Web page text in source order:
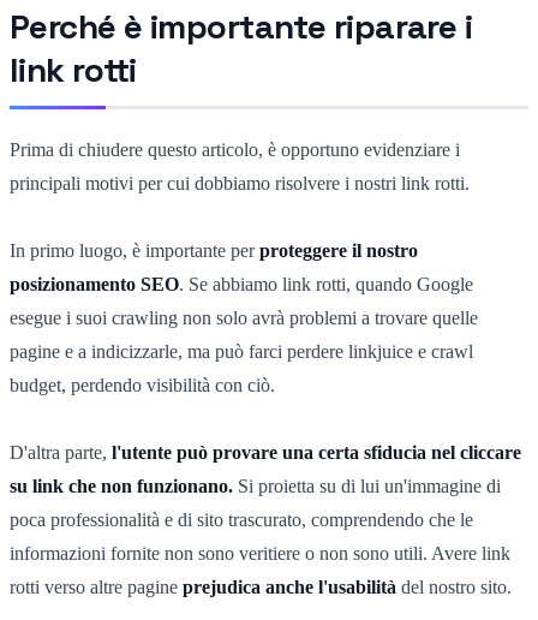
Perché è importante riparare i
link rotti
Prima di chiudere questo articolo, è opportuno evidenziare i
principali motivi per cui dobbiamo risolvere i nostri link rotti.
In primo luogo, è importante perproteggere il nostro
posizionamento SEO. Se abbiamo link rotti, quando Google
esegue i suoi crawling non solo avrà problemi a trovare quelle
pagine e a indicizzarle, ma può farci perdere linkjuice e crawl
budget, perdendo visibilità con ciò.
D'altra parte, l'utente può provare una certa sfiducia nel cliccare
su link che non funzionano. Si proietta su di lui un'immagine di
poca professionalità e di sito trascurato, comprendendo che le
informazioni fornite non sono veritiere o non sono utili. Avere link
rotti verso altre pagine prejudica anche l'usabilità del nostro sito.